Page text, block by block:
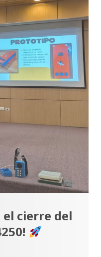
el cierre del